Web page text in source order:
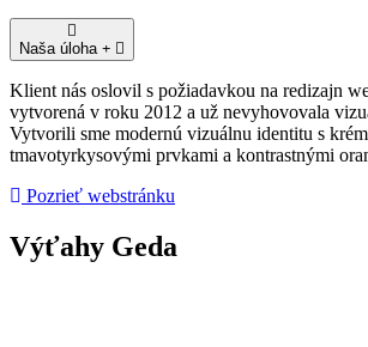
Naša úloha
Klient nás oslovil s požiadavkou na redizajn
vytvorená v roku 2012 a už nevyhovovala
Vytvorili sme modernú vizuálnu identitu s
tmavotyrkysovými prvkami a kontrastnými
Pozrieť webstránku
Výťahy Geda